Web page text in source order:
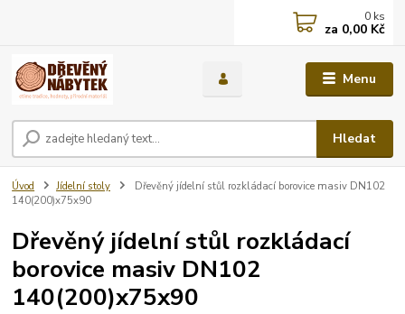
Menu
Hledat
0 ks
za 0,00 Kč
Úvod Jídelní stoly
Dřevěný jídelní stůl rozkládací borovice masiv DN102
140(200)x75x90
Dřevěný jídelní stůl rozkládací
borovice masiv DN102
140(200)x75x90